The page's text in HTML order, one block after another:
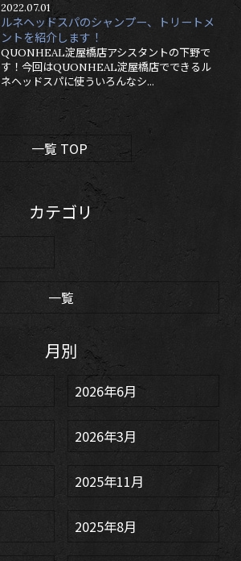
2022.07.01
ルネヘッドスパのシャンプー、トリートメ
ントを紹介します！
QUONHEAL淀屋橋店アシスタントの下野で
す！今回はQUONHEAL淀屋橋店でできるル
ネヘッドスパに使ういろんなシ...
一覧 TOP
カテゴリ
一覧
月別
2026年6月
2026年3月
2025年11月
2025年8月